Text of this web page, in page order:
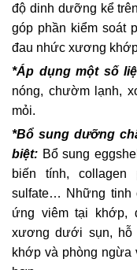
độ dinh dưỡng kể
góp phần kiểm soát
đau nhức xương
*Áp dụng một số
nóng, chườm lạnh,
mỏi.
*Bổ sung dưỡng
biệt: Bổ sung
biến tính, collagen
sulfate… Những tinh
ứng viêm tại khớp,
xương dưới sụn, hỗ
khớp và phòng ngừa